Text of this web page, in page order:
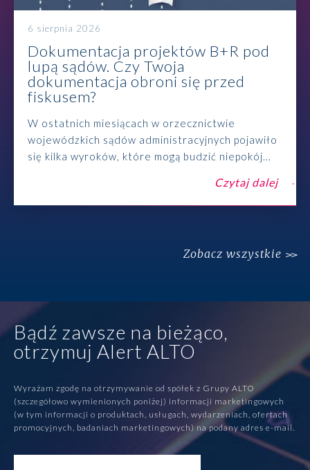
6 sierpnia 2026
Dokumentacja projektów B+R pod
lupą sądów. Czy Twoja
dokumentacja obroni się przed
fiskusem?
W ostatnich miesiącach w orzecznictwie
wojewódzkich sądów administracyjnych pojawiło
się kilka wyroków, które mogą budzić niepokój...
Czytaj dalej
Zobacz wszystkie
Bądź zawsze na bieżąco,
otrzymuj Alert ALTO
Wyrażam zgodę na otrzymywanie od spółek z Grupy ALTO
(szczegółowo wymienionych poniżej) informacji marketingowych
(w tym informacji o produktach, usługach, wydarzeniach, ofertach
promocyjnych, badaniach marketingowych) na podany adres e-mail.